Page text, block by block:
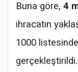
Buna göre, 4
ihracatın
1000
gerçekleştirildi.